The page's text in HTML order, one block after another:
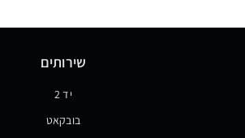
שירותים
יד 2
בובקאט